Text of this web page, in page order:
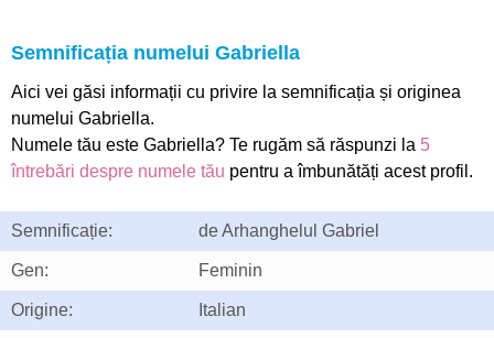
Semnificația numelui Gabriella
Aici vei găsi informații cu privire la semnificația și originea
numelui Gabriella.
Numele tău este Gabriella? Te rugăm să răspunzi la 5
întrebări despre numele tău pentru a îmbunătăți acest profil.
Semnificație: de Arhanghelul Gabriel
Gen: Feminin
Origine: Italian